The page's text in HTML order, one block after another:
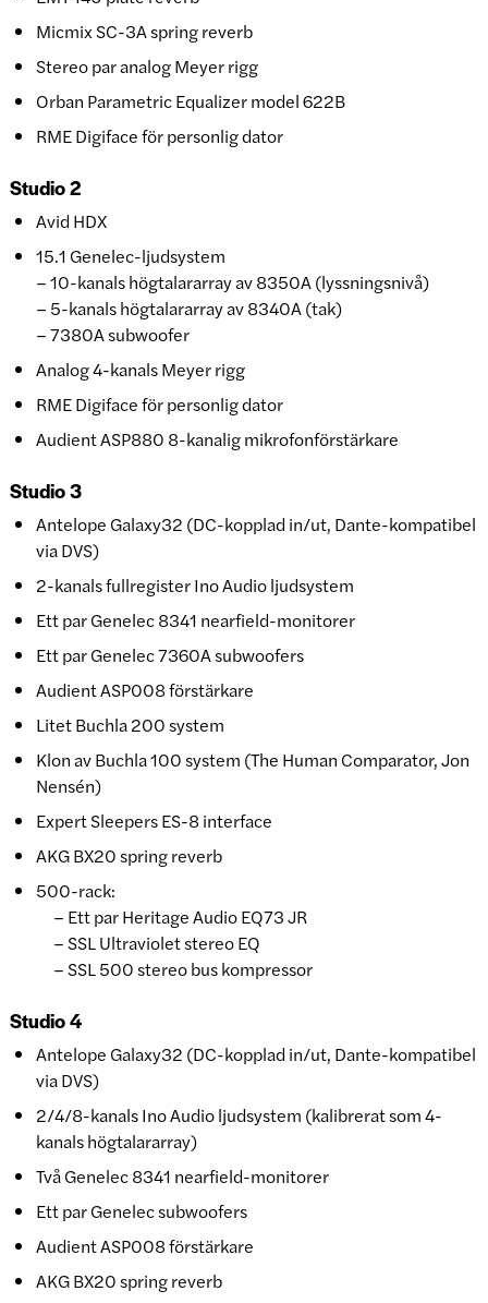
Micmix SC-3A spring reverb
Stereo par analog Meyer rigg
Orban Parametric Equalizer model 622B
RME Digiface för personlig dator
Studio 2
Avid HDX
15.1 Genelec-ljudsystem
–10-kanals högtalararray av 8350A (lyssningsnivå)
– 5-kanals högtalararray av 8340A (tak)
– 7380A subwoofer
Analog 4-kanals Meyer rigg
RME Digiface för personlig dator
Audient ASP880 8-kanalig mikrofonförstärkare
Studio 3
Antelope Galaxy32 (DC-kopplad in/ut, Dante-kompatibel
via DVS)
2-kanals fullregister Ino Audio ljudsystem
Ett par Genelec 8341 nearfield-monitorer
Ett par Genelec 7360A subwoofers
Audient ASP008 förstärkare
Litet Buchla 200 system
Klon av Buchla 100 system (The Human Comparator, Jon
Nensén)
Expert Sleepers ES-8 interface
AKG BX20 spring reverb
500-rack:
– Ett par Heritage Audio EQ73 JR
– SSL Ultraviolet stereo EQ
– SSL 500 stereo bus kompressor
Studio 4
Antelope Galaxy32 (DC-kopplad in/ut, Dante-kompatibel
via DVS)
2/4/8-kanals Ino Audio ljudsystem (kalibrerat som 4-
kanals högtalararray)
Två Genelec 8341 nearfield-monitorer
Ett par Genelec subwoofers
Audient ASP008 förstärkare
AKG BX20 spring reverb